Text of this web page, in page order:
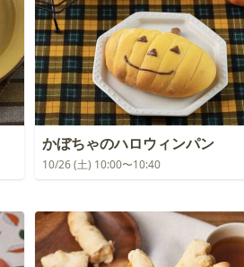
かぼちゃのハロウィンパン
10/26 (土) 10:00〜10:40